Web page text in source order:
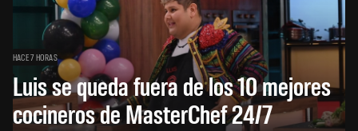
HACE 7 HORAS
Luis se queda fuera de los 10 mejores
cocineros de MasterChef 24/7